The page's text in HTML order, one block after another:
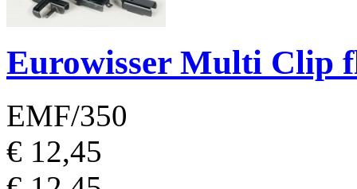
Eurowisser Multi Clip
EMF/350
€ 12,45